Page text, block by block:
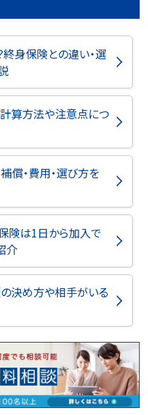
身保険との違い・選
算方法や注意点につ
償・費用・選び方を
険は1日から加入で
介
決め方や相手がいる